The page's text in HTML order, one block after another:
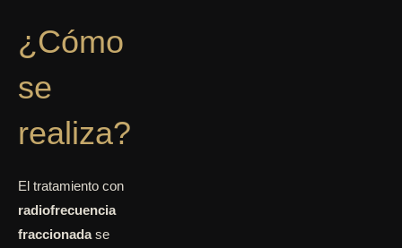
¿Cómo
se
realiza?
El tratamiento con
radiofrecuencia
fraccionadase